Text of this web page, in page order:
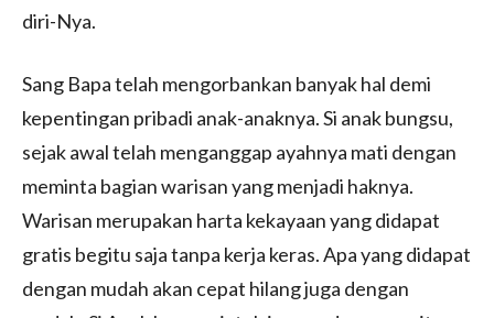
diri-Nya.
Sang Bapa telah mengorbankan banyak hal demi
kepentingan pribadi anak-anaknya. Si anak bungsu,
sejak awal telah menganggap ayahnya mati dengan
meminta bagian warisan yang menjadi haknya.
Warisan merupakan harta kekayaan yang didapat
gratis begitu saja tanpa kerja keras. Apa yang didapat
dengan mudah akan cepat hilang juga dengan